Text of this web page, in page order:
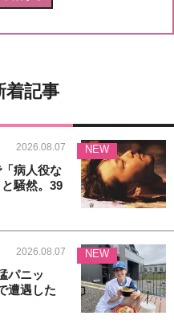
着記事
2026.08.07
病人役な
騒然。39
NEW
2026.08.07
パニッ
遭遇した
NEW